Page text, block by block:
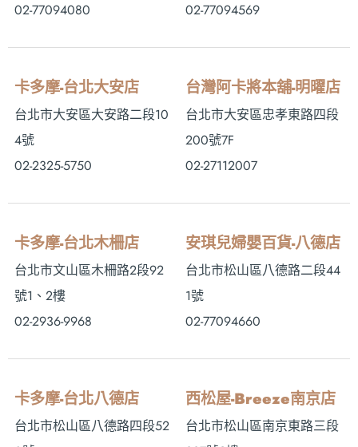
02-77094080
02-77094569
卡多摩-台北大安店
台北市大安區大安路二段10
4號
02-2325-5750
台灣阿卡將本舖-明曜店
台北市大安區忠孝東路四段
200號7F
02-27112007
卡多摩-台北木柵店
台北市文山區木柵路2段92
號1、2樓
02-2936-9968
安琪兒婦嬰百貨-八德店
台北市松山區八德路二段44
1號
02-77094660
卡多摩-台北八德店
台北市松山區八德路四段52
西松屋-Breeze南京店
台北市松山區南京東路三段